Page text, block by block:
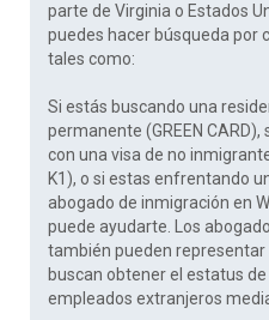
parte de Virginia o Estados
puedes hacer búsqueda por
tales como:
Si estás buscando una
permanente (GREEN
con una visa de no
K1), o si estas enfrentando
abogado de inmigración en
puede ayudarte. Los
también pueden representar
buscan obtener el estatus
empleados extranjeros